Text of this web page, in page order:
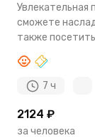
Увлекательная
сможете
также
7 ч
2124 ₽
за человека